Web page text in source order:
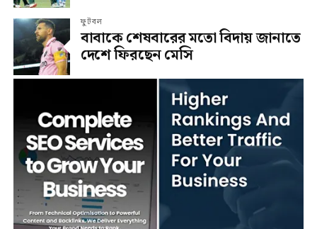
ফুটবল
বাবাকে শেষবারের মতো বিদায় জানাতে
দেশে ফিরছেন মেসি